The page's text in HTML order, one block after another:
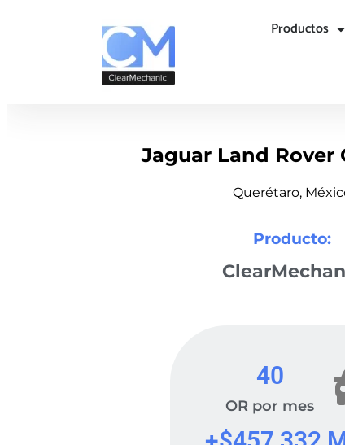
Productos
Jaguar Land Rover
Querétaro,
Producto:
OR por mes
40